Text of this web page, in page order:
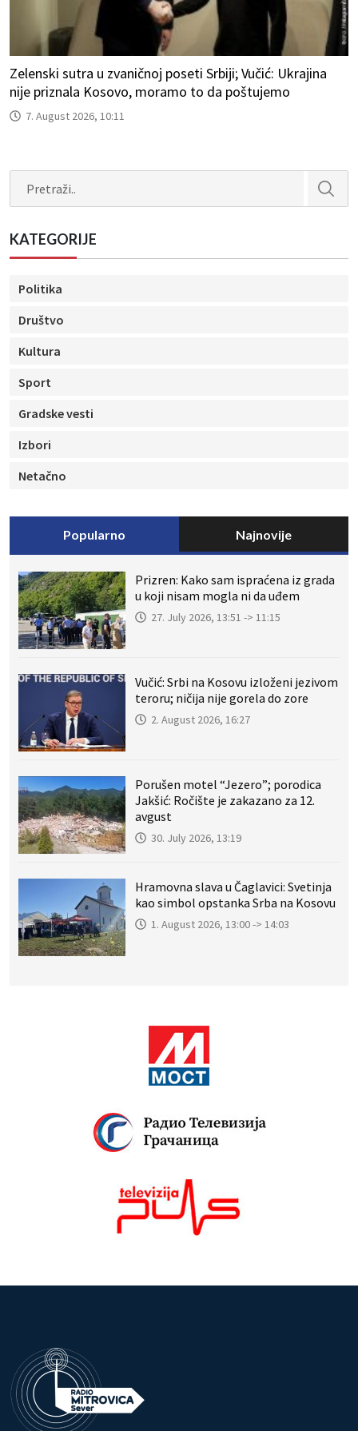
Zelenski sutra u zvaničnoj poseti Srbiji; Vučić: Ukrajina
nije priznala Kosovo, moramo to da poštujemo
7. August 2026, 10:11
KATEGORIJE
Politika
Društvo
Kultura
Sport
Gradske vesti
Izbori
Netačno
Popularno Najnovije
Prizren: Kako sam ispraćena iz grada
u koji nisam mogla ni da uđem
27. July 2026, 13:51 -> 11:15
Vučić: Srbi na Kosovu izloženi jezivom
teroru; ničija nije gorela do zore
2. August 2026, 16:27
Porušen motel “Jezero”; porodica
Jakšić: Ročište je zakazano za 12.
avgust
30. July 2026, 13:19
Hramovna slava u Čaglavici: Svetinja
kao simbol opstanka Srba na Kosovu
1. August 2026, 13:00 -> 14:03